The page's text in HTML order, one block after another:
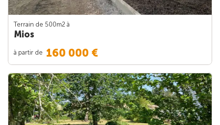
Terrain de 500m2 à
Mios
à partir de 160 000 €